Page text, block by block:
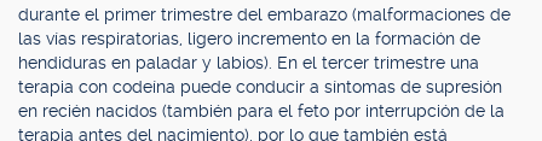
durante el primer trimestre del embarazo (malformaciones de
las vías respiratorias, ligero incremento en la formación de
hendiduras en paladar y labios). En el tercer trimestre una
terapia con codeína puede conducir a síntomas de supresión
en recién nacidos (también para el feto por interrupción de la
terapia antes del nacimiento), por lo que también está